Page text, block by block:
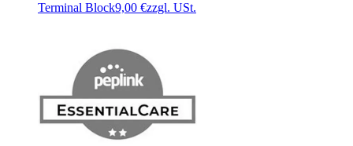
Terminal Block9,00 €zzgl. USt.